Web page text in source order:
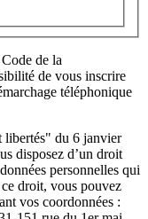
de la
de vous inscrire
téléphonique
libertés" du 6 janvier
disposez d’un droit
personnelles qui
droit, vous pouvez
vos coordonnées :